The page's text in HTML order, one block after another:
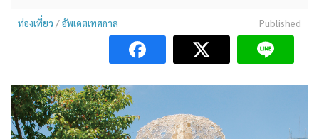
ท่องเที่ยว /อัพเดตเทศกาล Published